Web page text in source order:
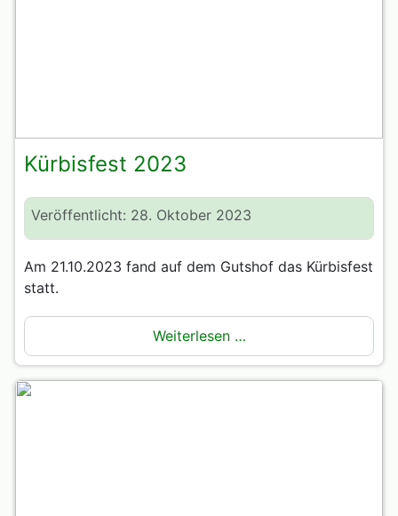
Kürbisfest 2023
Veröffentlicht: 28. Oktober 2023
Am 21.10.2023 fand auf dem Gutshof das Kürbisfest
statt.
Weiterlesen …